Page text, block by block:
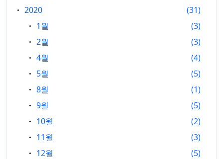
2020
31
1월
3
2월
3
4월
4
5월
5
8월
1
9월
5
10월
2
11월
3
12월
5